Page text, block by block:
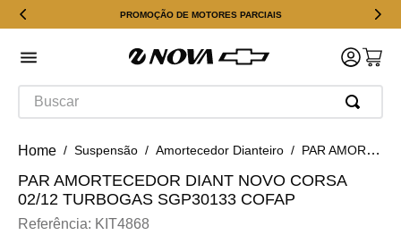
PROMOÇÃO DE MOTORES PARCIAIS
Buscar
Suspensão Amortecedor Dianteiro PAR AMORTECEDOR DIANT NOVO CORSA 02/12 TURBOGAS SGP30133 COFAP
PAR AMORTECEDOR DIANT NOVO CORSA
02/12 TURBOGAS SGP30133 COFAP
Referência: KIT4868